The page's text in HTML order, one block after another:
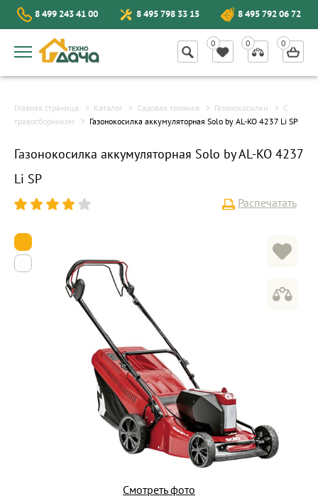
8 499 243 41 00 8 495 798 33 15 8 495 792 06 72
Главная страница Каталог Садовая техника Газонокосилки
С
травосборником
Газонокосилка аккумуляторная Solo by AL-KO 4237 Li SP
Газонокосилка аккумуляторная Solo by AL-KO 4237
Li SP
Распечатать
Смотреть фото